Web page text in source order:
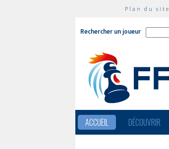
Plan du site
Rechercher un joueur
ACCUEIL DÉCOUVRIR